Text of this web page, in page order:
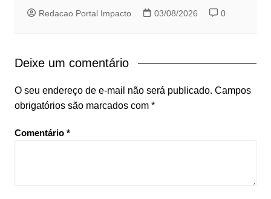
Redacao Portal Impacto 03/08/2026 0
Deixe um comentário
O seu endereço de e-mail não será publicado. Campos
obrigatórios são marcados com *
Comentário *